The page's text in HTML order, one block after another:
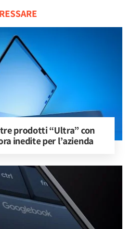
prodotti “Ultra” con
inedite per l’azienda